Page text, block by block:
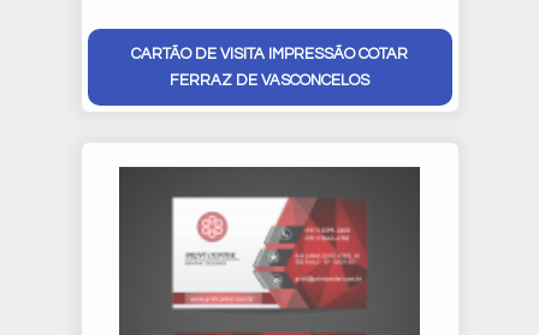
CARTÃO DE VISITA IMPRESSÃO COTAR
FERRAZ DE VASCONCELOS